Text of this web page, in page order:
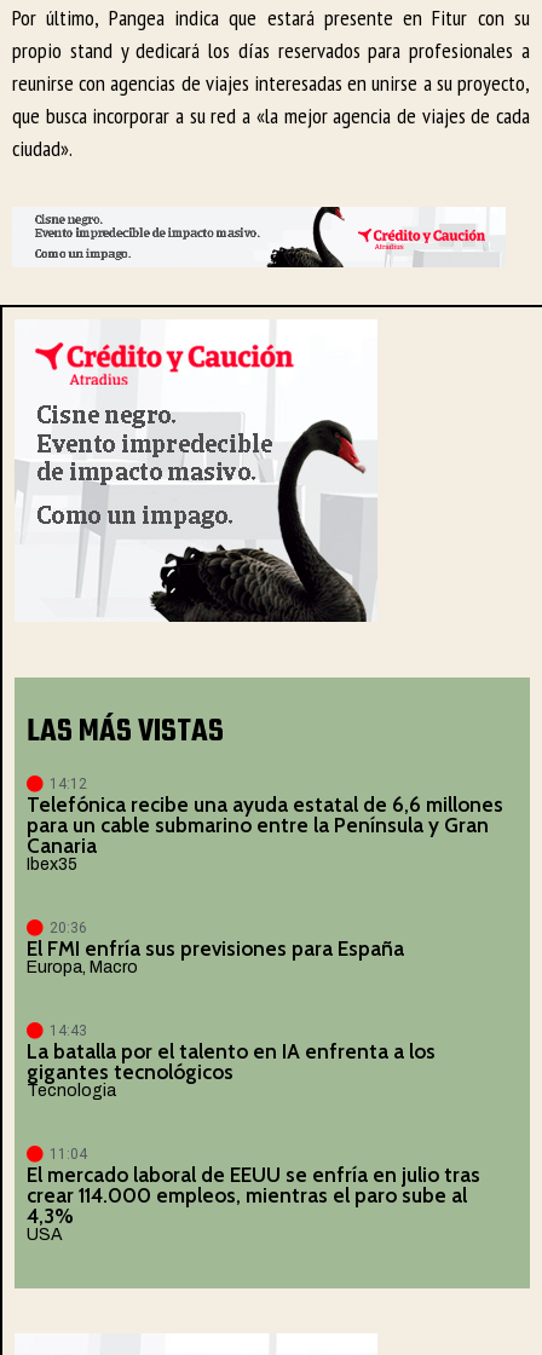
Por último, Pangea indica que estará presente en Fitur con su
propio stand y dedicará los días reservados para profesionales a
reunirse con agencias de viajes interesadas en unirse a su proyecto,
que busca incorporar a su red a «la mejor agencia de viajes de cada
ciudad».
LAS MÁS VISTAS
14:12
Telefónica recibe una ayuda estatal de 6,6 millones
para un cable submarino entre la Península y Gran
Canaria
Ibex35
20:36
El FMI enfría sus previsiones para España
Europa Macro
14:43
La batalla por el talento en IA enfrenta a los
gigantes tecnológicos
Tecnologia
11:04
El mercado laboral de EEUU se enfría en julio tras
crear 114.000 empleos, mientras el paro sube al
4,3%
USA